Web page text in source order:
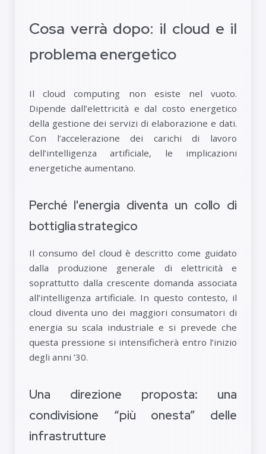
Cosa verrà dopo: il cloud e il
problema energetico
Il cloud computing non esiste nel vuoto.
Dipende dall’elettricità e dal costo energetico
della gestione dei servizi di elaborazione e dati.
Con l’accelerazione dei carichi di lavoro
dell’intelligenza artificiale, le implicazioni
energetiche aumentano.
Perché l'energia diventa un collo di
bottiglia strategico
Il consumo del cloud è descritto come guidato
dalla produzione generale di elettricità e
soprattutto dalla crescente domanda associata
all’intelligenza artificiale. In questo contesto, il
cloud diventa uno dei maggiori consumatori di
energia su scala industriale e si prevede che
questa pressione si intensificherà entro l’inizio
degli anni ’30.
Una direzione proposta: una
condivisione “più onesta” delle
infrastrutture